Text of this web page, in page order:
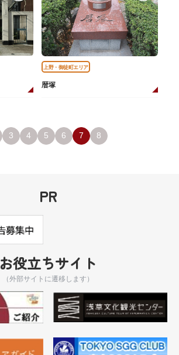
上野・御徒町エリア
暦塚
3 4 5 6 7 8
PR
お役立ちサイト
（外部サイトに遷移します）